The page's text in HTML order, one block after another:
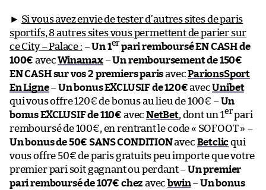
► Si vous avez envie de tester d’autres sites de paris
sportifs, 8 autres sites vous permettent de parier sur
ce City – Palace : –Un 1er pari remboursé EN CASH de
100€ avecWinamax–Un remboursement de 150€
EN CASH sur vos 2 premiers parisavecParionsSport
En Ligne–Un bonus EXCLUSIF de 120€avecUnibet
qui vous offre 120€ de bonus au lieu de 100€ –Un
bonus EXCLUSIF de 110€ avec NetBet, dont un 1erpari
remboursé de 100€, en rentrant le code « SOFOOT » –
Un bonus de 50€ SANS CONDITIONavec Betclicqui
vous offre 50€ de paris gratuits peu importe que votre
premier pari soit gagnant ou perdant –Un premier
pari remboursé de 107€ chez avecbwin–Un bonus